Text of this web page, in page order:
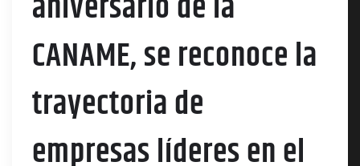
CANAME, se reconoce la
trayectoria de
empresas líderes en el